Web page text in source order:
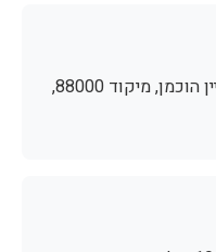
רחוב מדיין מספר 12, בניין הוכמן, מיקוד 88000,